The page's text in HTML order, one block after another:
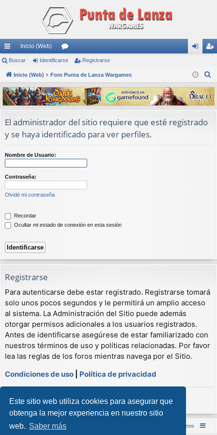
Este sitio web utiliza cookies para asegurar que
obtenga la mejor experiencia en nuestro sitio
web. Saber más
nl
ac
es
rá
pi
do
Inicio (Web)
or
os nti
fic
ar
ist
ra
rs
Buscar Identificarse Registrarse
Inicio (Web) Foro Punta de Lanza Wargames
s
c
El administrador del sitio requiere que esté registrado
y se haya identificado para ver perfiles.
Nombre de Usuario:
Contraseña:
Olvidé mi contraseña
Recordar
Ocultar mi estado de conexión en esta sesión
Registrarse
Para autenticarse debe estar registrado. Registrarse tomará
solo unos pocos segundos y le permitirá un amplio acceso
al sistema. La Administración del Sitio puede además
otorgar permisos adicionales a los usuarios registrados.
Antes de identificarse asegúrese de estar familiarizado con
nuestros términos de uso y políticas relacionadas. Por favor
lea las reglas de los foros mientras navega por el Sitio.
Condiciones de uso
Política de privacidad
Registrarse
Inicio (Web) Foro Punta de Lanza Wargames Contáctenos